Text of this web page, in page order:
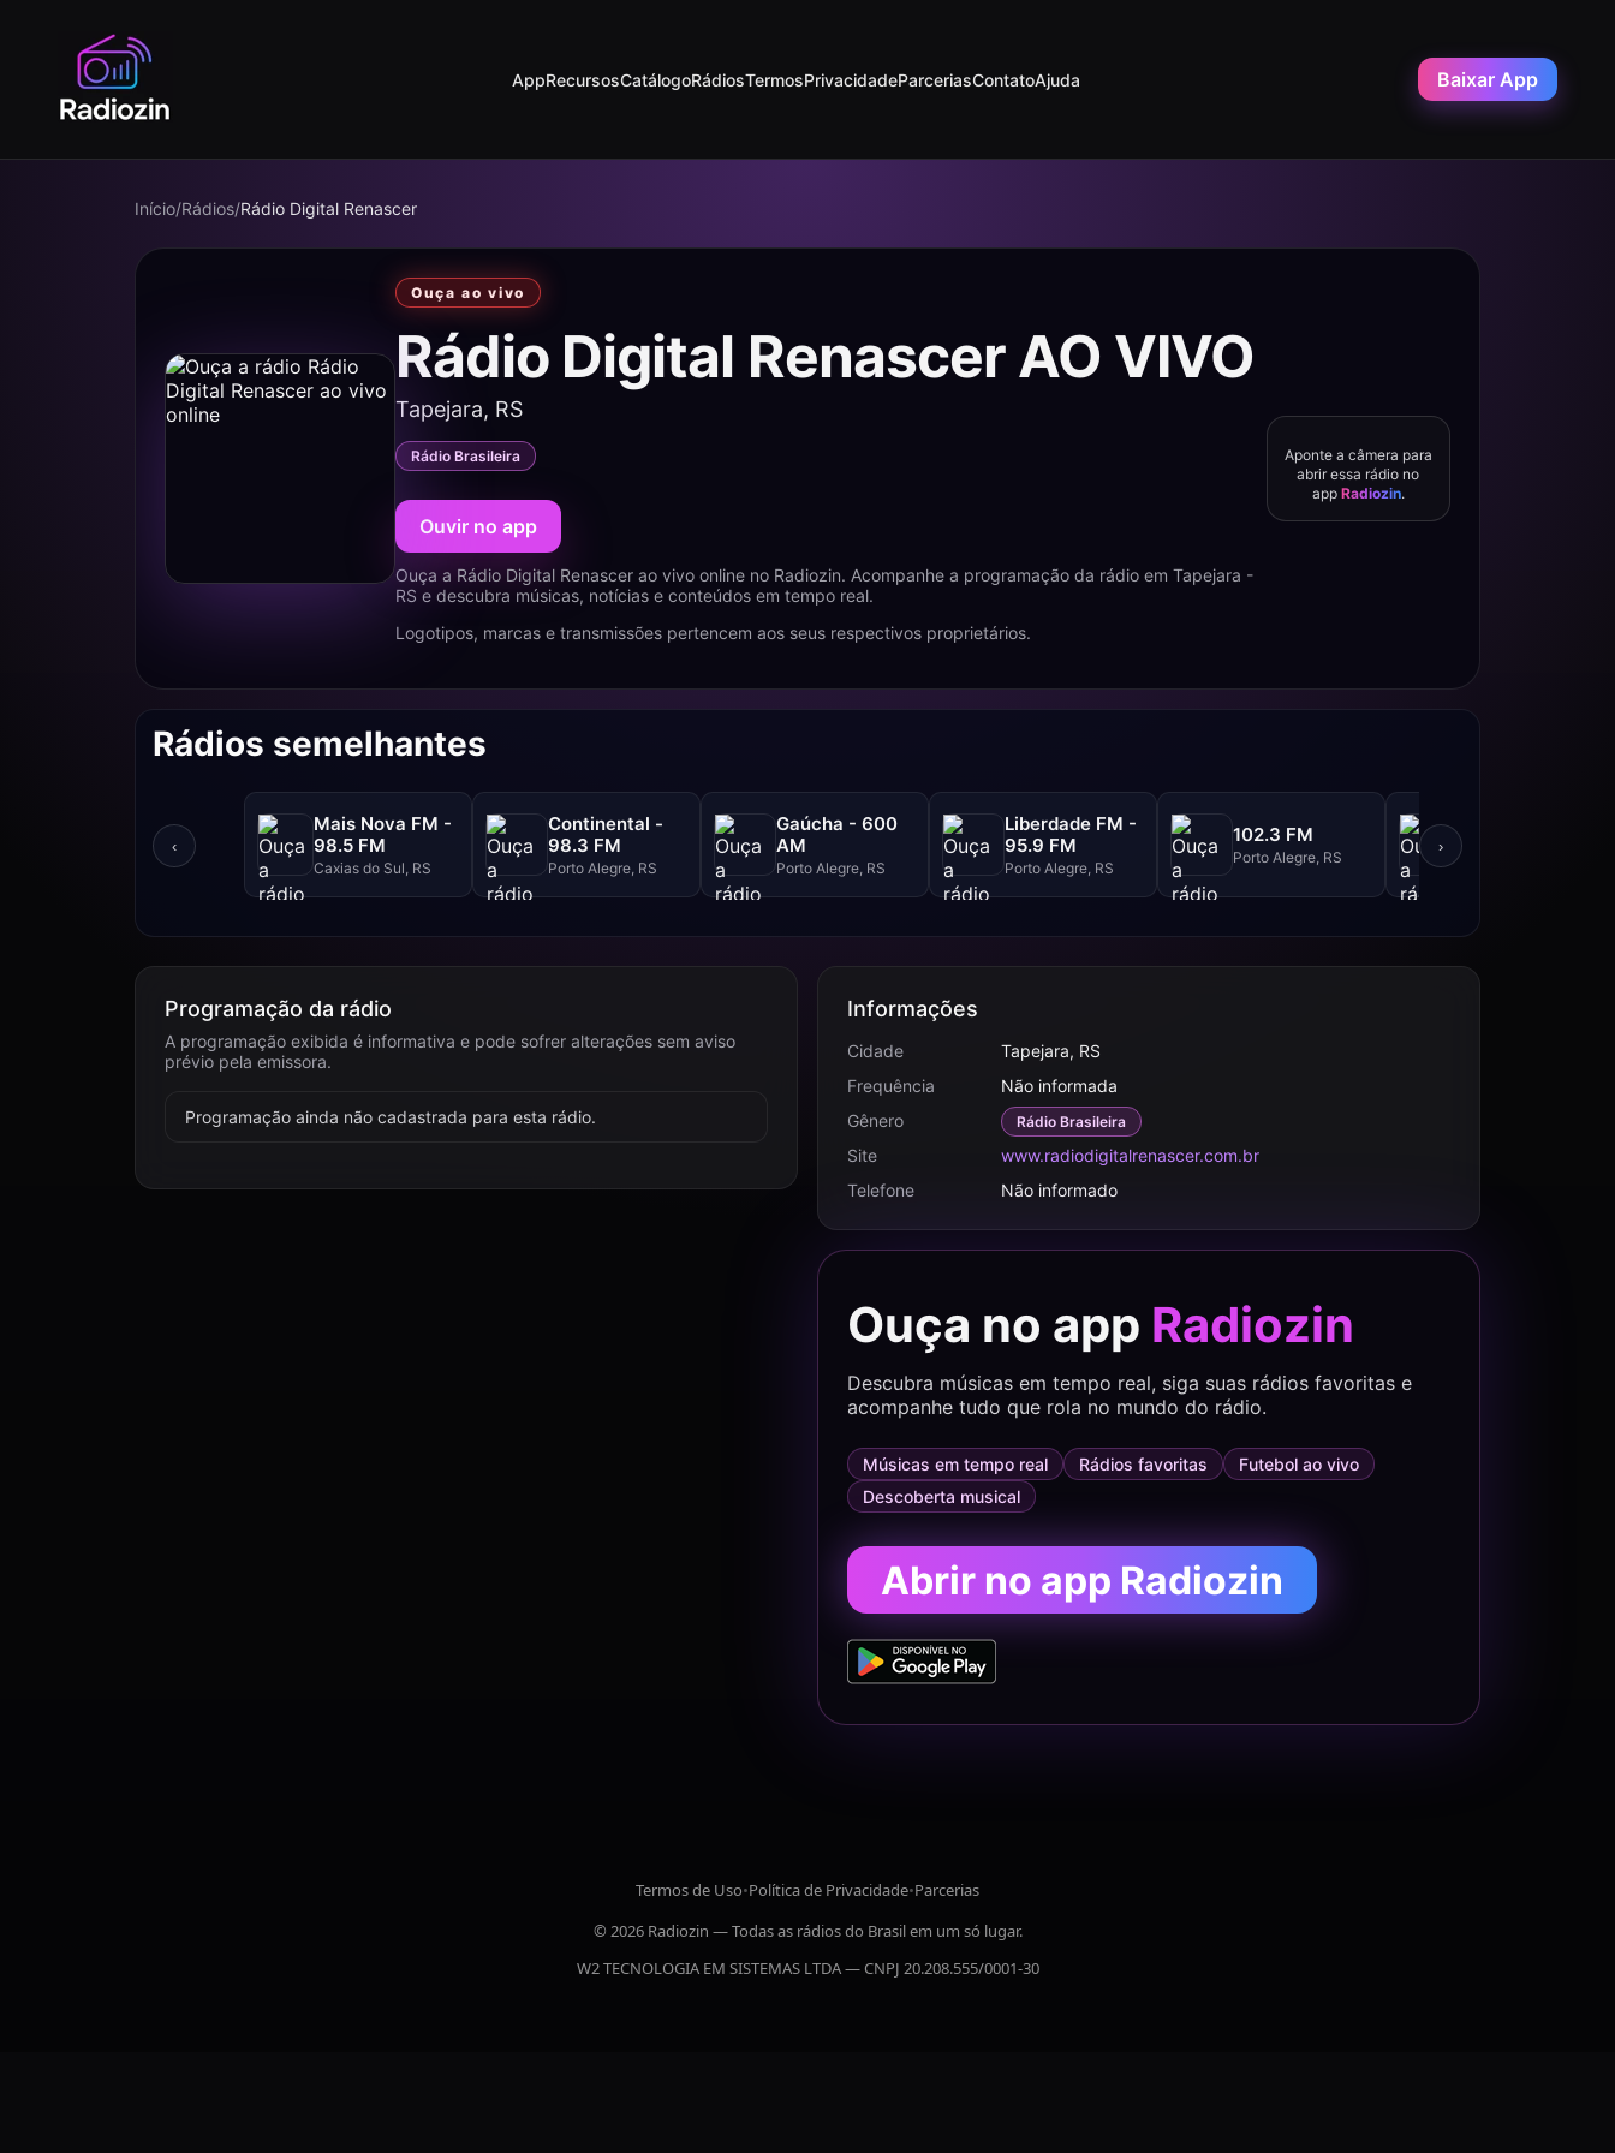
AppRecursosCatálogoRádiosTermosPrivacidadeParceriasContatoAjuda Baixar App
Início/Rádios/Rádio Digital Renascer
Ouça ao vivo
Rádio Digital Renascer AO VIVO
Tapejara, RS
Rádio Brasileira
Ouvir no app
Ouça a Rádio Digital Renascer ao vivo online no Radiozin. Acompanhe a programação da rádio em Tapejara -
RS e descubra músicas, notícias e conteúdos em tempo real.
Logotipos, marcas e transmissões pertencem aos seus respectivos proprietários.
Aponte a câmera para
abrir essa rádio no
app Radiozin.
Rádios semelhantes
‹
Mais Nova FM -
98.5 FM
Caxias do Sul, RS
Continental -
98.3 FM
Porto Alegre, RS
Gaúcha - 600
AM
Porto Alegre, RS
Liberdade FM -
95.9 FM
Porto Alegre, RS
102.3 FM
Porto Alegre, RS
95.9 FM
›
Programação da rádio
A programação exibida é informativa e pode sofrer alterações sem aviso
prévio pela emissora.
Programação ainda não cadastrada para esta rádio.
Informações
Cidade
Tapejara, RS
Frequência
Não informada
Gênero
Rádio Brasileira
Site
www.radiodigitalrenascer.com.br
Telefone
Não informado
Ouça no app Radiozin
Descubra músicas em tempo real, siga suas rádios favoritas e
acompanhe tudo que rola no mundo do rádio.
Músicas em tempo real Rádios favoritas
Futebol ao vivo
Descoberta musical
Abrir no app Radiozin
Termos de Uso•Política de Privacidade•Parcerias
© 2026 Radiozin — Todas as rádios do Brasil em um só lugar.
W2 TECNOLOGIA EM SISTEMAS LTDA — CNPJ 20.208.555/0001-30